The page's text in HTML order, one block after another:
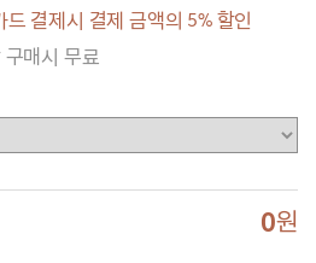
드 결제시 결제 금액의 5% 할인
매시 무료
0원